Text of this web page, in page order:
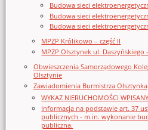
Budowa sieci
Budowa sieci
Budowa sieci
MPZP Królikowo – część II
MPZP Olsztynek ul. Daszyńskiego
Obwieszczenia Samorządowego
Olsztynie
Zawiadomienia Burmistrza Olsztynka
WYKAZ NIERUCHOMOŚCI
Informacja na podstawie art. 37
publicznych - m.in. wykonanie
publiczna.